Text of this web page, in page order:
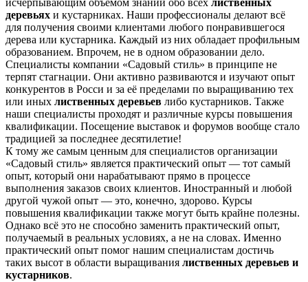
исчерпывающим объёмом знаний обо всех лиственных
деревьях и кустарниках. Наши профессионалы делают всё
для получения своими клиентами любого понравившегося
дерева или кустарника. Каждый из них обладает профильным
образованием. Впрочем, не в одном образовании дело.
Специалисты компании «Садовый стиль» в принципе не
терпят стагнации. Они активно развиваются и изучают опыт
конкурентов в Росси и за её пределами по выращиванию тех
или иных лиственных деревьев либо кустарников. Также
наши специалисты проходят и различные курсы повышения
квалификации. Посещение выставок и форумов вообще стало
традицией за последнее десятилетие!
К тому же самым ценным для специалистов организации
«Садовый стиль» является практический опыт — тот самый
опыт, который они нарабатывают прямо в процессе
выполнения заказов своих клиентов. Иностранный и любой
другой чужой опыт — это, конечно, здорово. Курсы
повышения квалификации также могут быть крайне полезны.
Однако всё это не способно заменить практический опыт,
получаемый в реальных условиях, а не на словах. Именно
практический опыт помог нашим специалистам достичь
таких высот в области выращивания лиственных деревьев и
кустарников.